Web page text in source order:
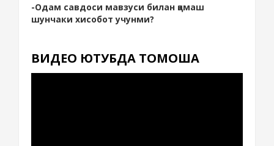
-Одам савдоси мавзуси билан қамаш
шунчаки хисобот учунми?
ВИДЕО ЮТУБДА ТОМОША